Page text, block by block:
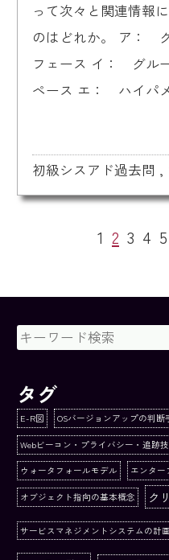
って次々と関連情報
のはどれか。 ア：
フェース イ： グル
ペース エ： ハイパ
初級シスアド過去問 ,
1 2 3 4 5
タグ
E-R図 OSバージョンアップの判断
Webビーコン・プライバシー・追跡
ウォータフォールモデル エンター
オブジェクト指向の基本概念 ク
サービスマネジメントシステムの計